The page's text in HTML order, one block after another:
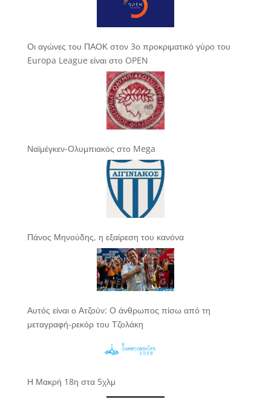
Οι αγώνες του ΠΑΟΚ στον 3ο προκριματικό γύρο του
Europa League είναι στο OPEN
Ναϊμέγκεν-Ολυμπιακός στο Mega
Πάνος Μηνούδης, η εξαίρεση του κανόνα
Αυτός είναι ο Ατζούν: Ο άνθρωπος πίσω από τη
μεταγραφή-ρεκόρ του Τζολάκη
Η Μακρή 18η στα 5χλμ